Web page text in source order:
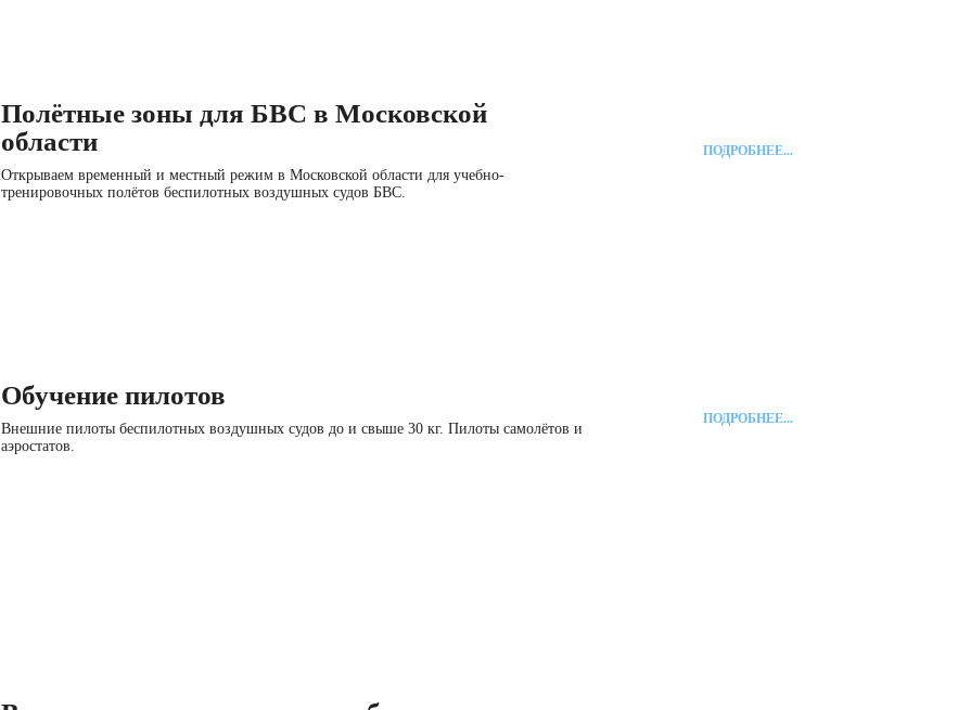
Полётные зоны для БВС в Московской
области
Открываем временный и местный режим в Московской области для учебно-
тренировочных полётов беспилотных воздушных судов БВС.
ПОДРОБНЕЕ...
Обучение пилотов
Внешние пилоты беспилотных воздушных судов до и свыше 30 кг. Пилоты самолётов и
аэростатов.
ПОДРОБНЕЕ...